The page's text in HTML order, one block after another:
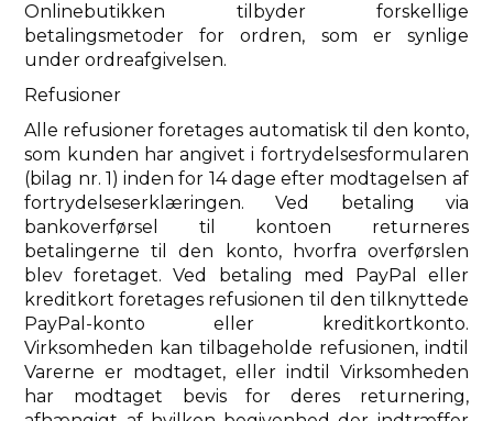
Onlinebutikken tilbyder forskellige
betalingsmetoder for ordren, som er synlige
under ordreafgivelsen.
Refusioner
Alle refusioner foretages automatisk til den konto,
som kunden har angivet i fortrydelsesformularen
(bilag nr. 1) inden for 14 dage efter modtagelsen af
​​fortrydelseserklæringen. Ved betaling via
bankoverførsel til kontoen returneres
betalingerne til den konto, hvorfra overførslen
blev foretaget. Ved betaling med PayPal eller
kreditkort foretages refusionen til den tilknyttede
PayPal-konto eller kreditkortkonto.
Virksomheden kan tilbageholde refusionen, indtil
Varerne er modtaget, eller indtil Virksomheden
har modtaget bevis for deres returnering,